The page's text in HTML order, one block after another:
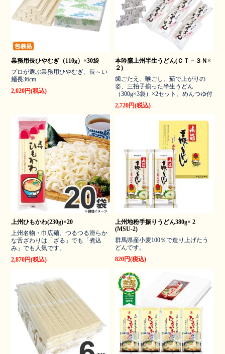
業務用長ひやむぎ（110g）×30袋
プロが選ぶ業務用ひやむぎ、長～い
麺長36cm
2,020円(税込)
本吟膳上州半生うどん(ＣＴ－３Ｎ×
２)
歯ごたえ、喉ごし、茹で上がりの
姿、三拍子揃った半生うどん
（300g×3袋）×2セット。めんつゆ付
2,720円(税込)
上州ひもかわ(230g)×20
上州名物・巾広麺、つるつる滑らか
な舌ざわりは「ざる」でも「煮込
み」でも人気です。
2,870円(税込)
上州地粉手振りうどん380g× 2
(MSU-2)
群馬県産小麦100％で造り上げたう
どんです。
820円(税込)